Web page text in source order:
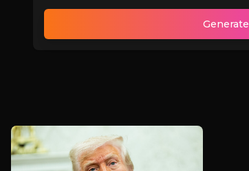
Generate